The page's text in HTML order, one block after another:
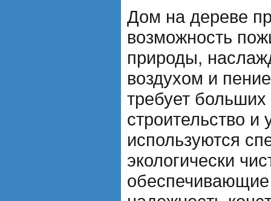
Дом на дереве
возможность
природы,
воздухом и
требует больших
строительство
используются
экологически
обеспечивающие